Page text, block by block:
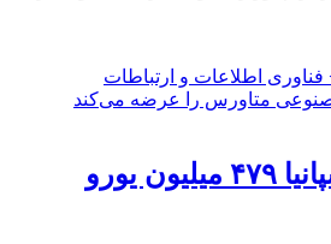
فناوری اطلاعات و ارتباطات
متا باید در اسپانیا ۴۷۹ میلیون یورو